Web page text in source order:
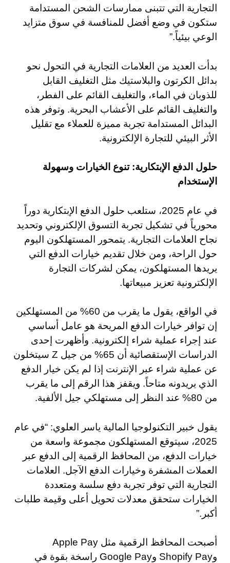
التجارية التي تتبنى ممارسات الشحن المستدامة
ستكون في وضع أفضل للمنافسة في سوق متزايد
الوعي بيئياً.”
بدأت العديد من العلامات التجارية في التحول نحو
بدائل الكرتون والبلاستيك مثل التغليف القابل
للذوبان في الماء، والتغليف القائم على الفطر،
والتغليف القائم على الأعشاب البحرية. وتوفر هذه
البدائل المستدامة تجربة مميزة للعملاء مع تقليل
الأثر البيئي للتجارة الإلكترونية.
حلول الدفع الإبتكارية: تنوع الخيارات وسهولة
الإستخدام
في عام 2025، ستلعب حلول الدفع الإبتكارية دوراً
محورياً في تشكيل تجربة التسوق الإلكتروني وتحديد
نجاح العلامات التجارية. يتمحور المستهلكون اليوم
حول الراحة، ومن خلال تقديم خيارات الدفع التي
يريدها المستهلكون، يمكن لشركات التجارة
الإلكترونية تعزيز مبيعاتها.
في الواقع، يقول ما يقرب من 60% من المستهلكين
إن توافر خيارات الدفع المريحة هو عامل أساسي
عند إجراء عملية شراء إلكترونية. وأظهرت إحدى
الدراسات الإستقصائية أن 65% من جيل Z سيتخلون
عن عملية شراء عبر الإنترنت إذا لم يكن خيار الدفع
الذي يريدونه متاحاً. ويقفز هذا الرقم إلى ما يقرب
من 80% عند النظر إلى مستهلكي جيل الألفية.
يقول خبير التكنولوجيا المالية ياسر العلوي: “في عام
2025، سيتوقع المستهلكون مجموعة واسعة من
خيارات الدفع، من المحافظ الرقمية إلى الدفع عبر
العملات المشفرة وخيارات الدفع الآجل. العلامات
التجارية التي توفر تجربة دفع سلسة ومتعددة
الخيارات ستحقق معدلات تحويل أعلى وقيمة طلبات
أكبر.”
أصبحت المحافظ الرقمية مثل Apple Pay
وShopify Pay وGoogle Pay راسخة بقوة في